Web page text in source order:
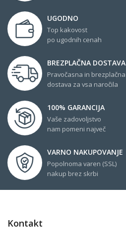
UGODNO
Top kakovost
po ugodnih cenah
BREZPLAČNA DOSTAVA
Pravočasna in brezplačna
dostava za vsa naročila
100% GARANCIJA
Vaše zadovoljstvo
nam pomeni največ
VARNO NAKUPOVANJE
Popolnoma varen (SSL)
nakup brez skrbi
Kontakt